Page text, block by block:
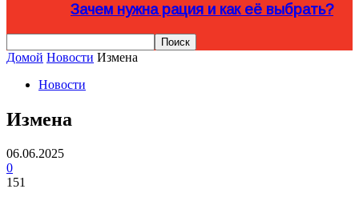
Зачем нужна рация и как её выбрать?
Домой Новости Измена
Новости
Измена
06.06.2025
0
151